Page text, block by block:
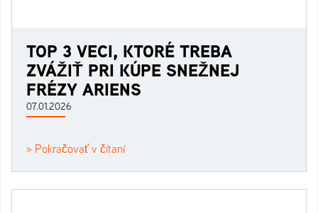
TOP 3 VECI, KTORÉ TREBA
ZVÁŽIŤ PRI KÚPE SNEŽNEJ
FRÉZY ARIENS
07.01.2026
» Pokračovať v čítaní